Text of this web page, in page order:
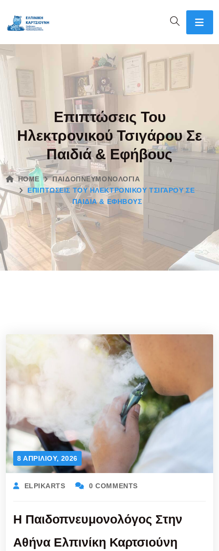
Επιπτώσεις Του
Ηλεκτρονικού Τσιγάρου Σε
Παιδιά & Εφήβους
HOME
ΠΑΙΔΟΠΝΕΥΜΟΝΟΛΟΓΊΑ
ΕΠΙΠΤΏΣΕΙΣ ΤΟΥ ΗΛΕΚΤΡΟΝΙΚΟΎ ΤΣΙΓΆΡΟΥ ΣΕ
ΠΑΙΔΙΆ & ΕΦΉΒΟΥΣ
8 ΑΠΡΙΛΊΟΥ, 2026
ELPIKARTS 0 COMMENTS
Η Παιδοπνευμονολόγος Στην
Αθήνα Ελπινίκη Καρτσιούνη